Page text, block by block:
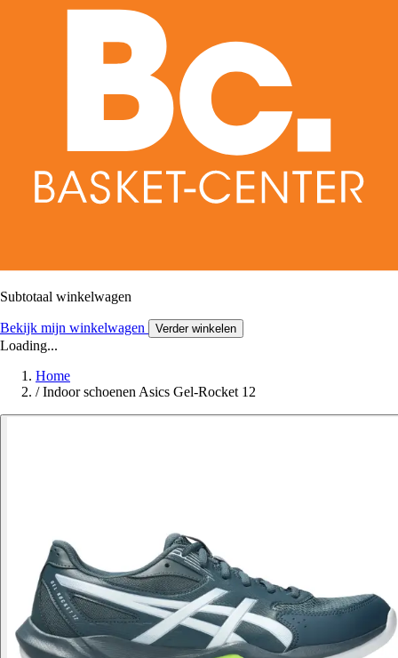
Subtotaal winkelwagen
Bekijk mijn winkelwagen Verder winkelen
Loading...
Home
/ Indoor schoenen Asics Gel-Rocket 12